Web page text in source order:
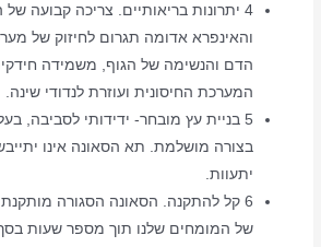
4 יתרונות בריאותיים. צריכה קבועה
והאינפרא אדומה תגרום לחיזוק של
הדם והנשימה של הגוף, משמידה
המערכת החיסונית ועוזרת לנדודי שינה.
5 בניית עץ מובחר- ידידותי לסביבה,
בצורה מושלמת. תא הסאונה אינו
יתעוות.
6 קל להתקנה. הסאונה הסגורה מותקנת
של המומחים שלנו תוך מספר שעות בסך